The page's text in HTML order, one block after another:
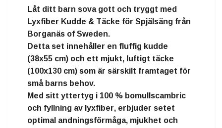
Låt ditt barn sova gott och tryggt med
Lyxfiber Kudde & Täcke för Spjälsäng från
Borganäs of Sweden.
Detta set innehåller en fluffig kudde
(38x55 cm) och ett mjukt, luftigt täcke
(100x130 cm) som är särskilt framtaget för
små barns behov.
Med sitt yttertyg i 100 % bomullscambric
och fyllning av lyxfiber, erbjuder setet
optimal andningsförmåga, mjukhet och